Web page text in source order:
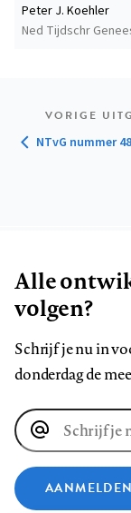
Ned Tijdschr
Peter J. Koehler
VORIGE
NTvG nummer
Alle
volgen?
Schrijf je nu in
donderdag de
E-
mailadres
AANMELDEN